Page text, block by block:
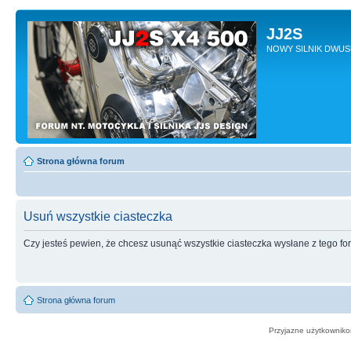
JJ2S
NOWY SILNIK
Strona główna forum
Usuń wszystkie ciasteczka
Czy jesteś pewien, że chcesz usunąć wszystkie ciasteczka wysłane z tego
Strona główna forum
Przyjazne